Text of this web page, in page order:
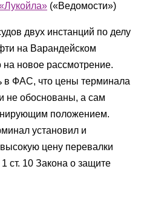
(«Ведомости»)
двух инстанций по делу
на Варандейском
новое рассмотрение.
в ФАС, что цены терминала
не обоснованы, а сам
положением.
установил и
цену перевалки
ст. 10 Закона о защите